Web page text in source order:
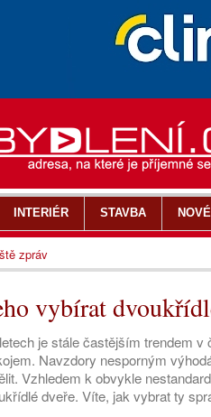
vybírat
je stále častějším trendem
Navzdory nesporným
Vzhledem k obvykle
dveře. Víte, jak vybrat ty
INTERIÉR STAVBA
zpráv